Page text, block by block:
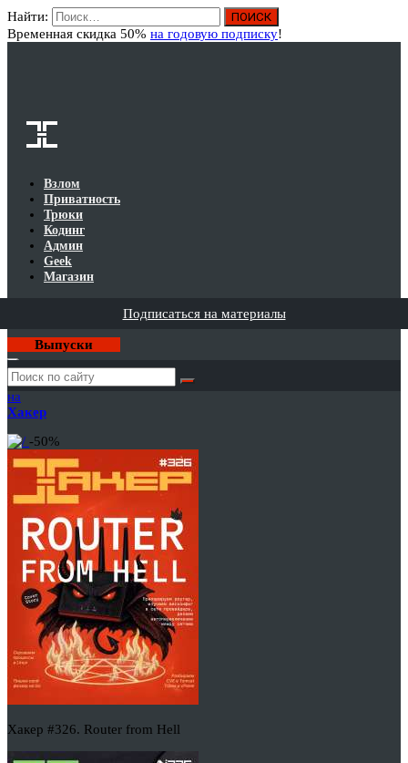
Найти:
Временная скидка 50% на годовую подписку!
Взлом
Приватность
Трюки
Кодинг
Админ
Geek
Магазин
Подписаться на материалы
Выпуски
Годовая
подписка
на
Хакер
-50%
Хакер #326. Router from Hell